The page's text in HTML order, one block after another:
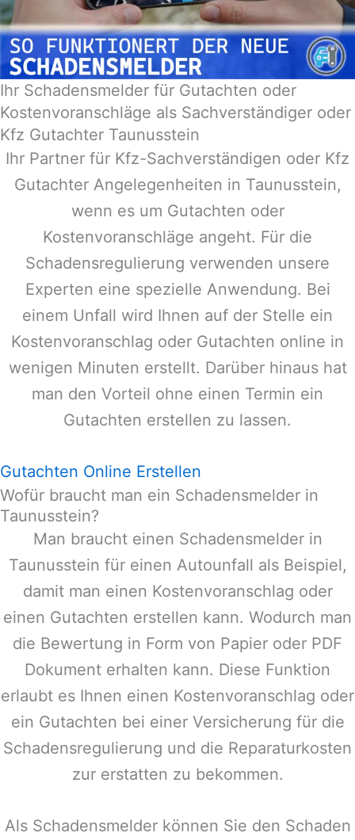
Ihr Schadensmelder für Gutachten oder
Kostenvoranschläge als Sachverständiger oder
Kfz Gutachter Taunusstein
Ihr Partner für Kfz-Sachverständigen oder Kfz
Gutachter Angelegenheiten in Taunusstein,
wenn es um Gutachten oder
Kostenvoranschläge angeht. Für die
Schadensregulierung verwenden unsere
Experten eine spezielle Anwendung. Bei
einem Unfall wird Ihnen auf der Stelle ein
Kostenvoranschlag oder Gutachten online in
wenigen Minuten erstellt. Darüber hinaus hat
man den Vorteil ohne einen Termin ein
Gutachten erstellen zu lassen.
Gutachten Online Erstellen
Wofür braucht man ein Schadensmelder in
Taunusstein?
Man braucht einen Schadensmelder in
Taunusstein für einen Autounfall als Beispiel,
damit man einen Kostenvoranschlag oder
einen Gutachten erstellen kann. Wodurch man
die Bewertung in Form von Papier oder PDF
Dokument erhalten kann. Diese Funktion
erlaubt es Ihnen einen Kostenvoranschlag oder
ein Gutachten bei einer Versicherung für die
Schadensregulierung und die Reparaturkosten
zur erstatten zu bekommen.
Als Schadensmelder können Sie den Schaden